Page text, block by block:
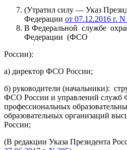
(Утратил силу — Указ
Федерации от 07.12.2016 г.
В Федеральной службе
Федерации (ФСО
России):
а) директор ФСО России;
б) руководители (начальники):
ФСО России и управлений
профессиональных
образовательных организаций
России;
(В редакции Указа Президента